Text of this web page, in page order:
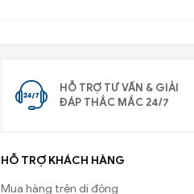
HỖ TRỢ TƯ VẤN & GIẢI
ĐÁP THẮC MẮC 24/7
HỖ TRỢ KHÁCH HÀNG
Mua hàng trên di động